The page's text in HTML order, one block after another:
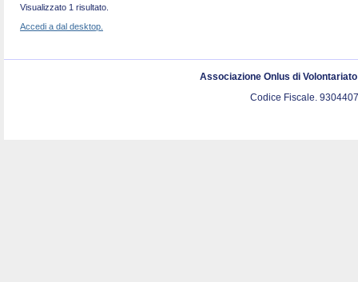
Visualizzato 1 risultato.
Accedi a dal desktop.
Associazione Onlus di
Codice Fiscale.